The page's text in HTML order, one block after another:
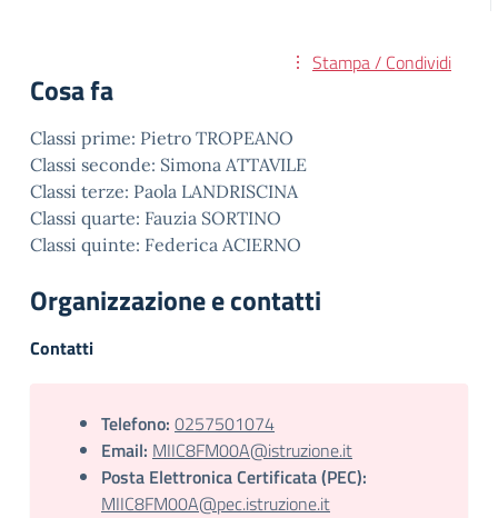
Stampa / Condividi
Cosa fa
Classi prime: Pietro TROPEANO
Classi seconde: Simona ATTAVILE
Classi terze: Paola LANDRISCINA
Classi quarte: Fauzia SORTINO
Classi quinte: Federica ACIERNO
Organizzazione e contatti
Contatti
Telefono: 0257501074
Email: MIIC8FM00A@istruzione.it
Posta Elettronica Certificata (PEC):
MIIC8FM00A@pec.istruzione.it